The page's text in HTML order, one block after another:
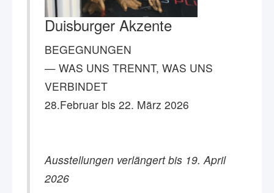
Duisburger Akzente
BEGEGNUNGEN
— WAS UNS TRENNT, WAS UNS
VERBINDET
28.Februar bis 22. März 2026
Ausstellungen verlängert bis 19. April
2026